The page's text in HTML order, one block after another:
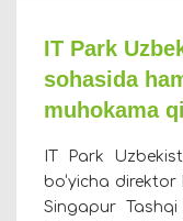
IT Park
sohasida
muhokama
IT Park
bo‘yicha
Singapur